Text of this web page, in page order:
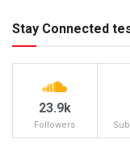
Stay Connected
23.9k
Followers